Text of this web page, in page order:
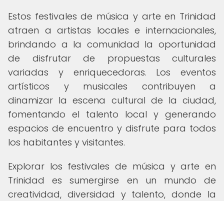
Estos festivales de música y arte en Trinidad
atraen a artistas locales e internacionales,
brindando a la comunidad la oportunidad
de disfrutar de propuestas culturales
variadas y enriquecedoras. Los eventos
artísticos y musicales contribuyen a
dinamizar la escena cultural de la ciudad,
fomentando el talento local y generando
espacios de encuentro y disfrute para todos
los habitantes y visitantes.
Explorar los festivales de música y arte en
Trinidad es sumergirse en un mundo de
creatividad, diversidad y talento, donde la